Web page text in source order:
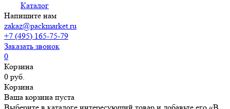
Каталог
Напишите нам
zakaz@packmarket.ru
+7 (495) 165-75-79
Заказать звонок
0
Корзина
0 руб.
Корзина
Ваша корзина пуста